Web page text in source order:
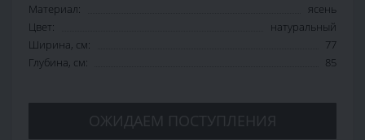
Материал:
ясень
Цвет:
натуральный
Ширина, см:
77
Глубина, см:
85
ОЖИДАЕМ ПОСТУПЛЕНИЯ